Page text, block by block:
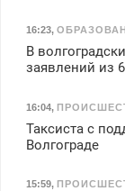
16:23,
В
заявлений из
16:04,
Таксиста с
Волгограде
15:59,